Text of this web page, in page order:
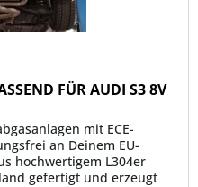
FÜR AUDI S3 8V
mit ECE-
an Deinem EU-
hochwertigem L304er
gefertigt und erzeugt